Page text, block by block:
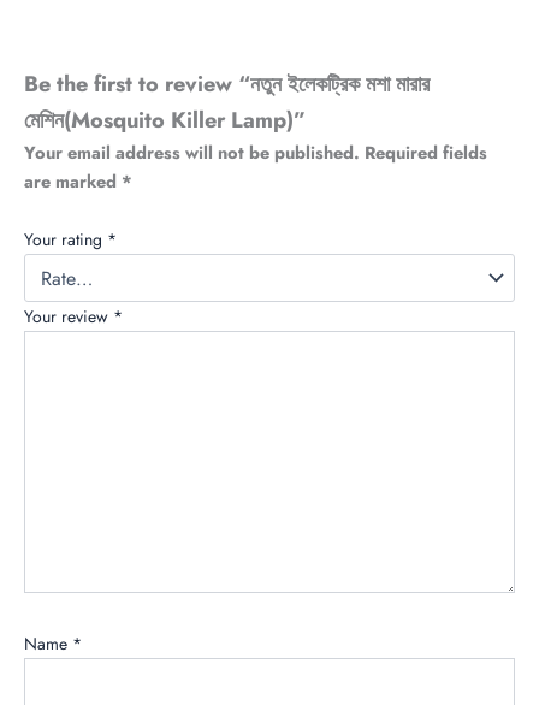
Be the first to review “নতুন ইলেকট্রিক মশা মারার
মেশিন(Mosquito Killer Lamp)”
Your email address will not be published. Required fields
are marked *
Your rating *
Your review *
Name *